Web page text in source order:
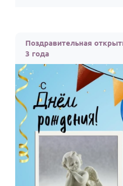
Поздравительная
3 года